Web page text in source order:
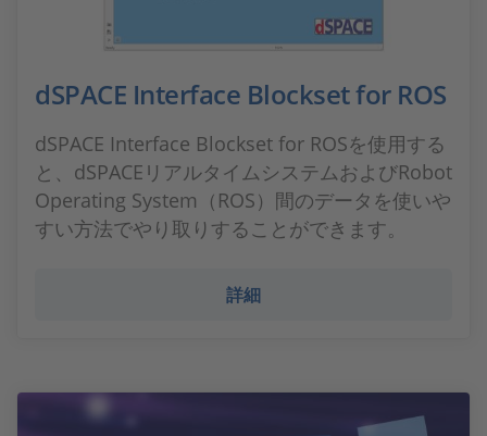
dSPACE Interface Blockset for ROS
dSPACE Interface Blockset for ROSを使用する
と、dSPACEリアルタイムシステムおよびRobot
Operating System（ROS）間のデータを使いや
すい方法でやり取りすることができます。
詳細